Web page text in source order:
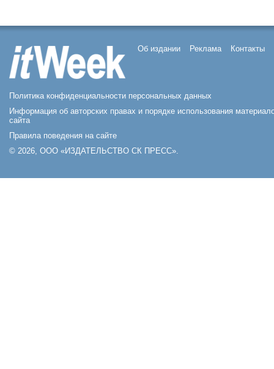
Об издании Реклама Контакты
Политика конфиденциальности персональных данных
Информация об авторских правах и порядке использования
сайта
Правила поведения на сайте
© 2026, ООО «ИЗДАТЕЛЬСТВО СК ПРЕСС».